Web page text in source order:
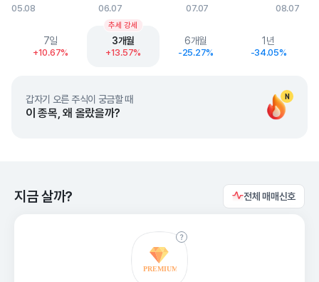
05.08 06.07 07.07 08.07
End of interactive chart.
7일
+10.67%
3개월
+13.57%
추세 강세
6개월
-25.27%
1년
-34.05%
N
갑자기 오른 주식이 궁금할 때
이 종목, 왜 올랐을까?
지금 살까? 전체 매매신호